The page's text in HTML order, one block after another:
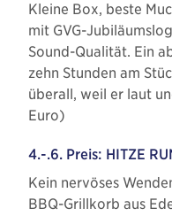
Kleine Box, beste
mit GVG-
Sound-Qualität. Ein
zehn Stunden am
überall, weil er laut
Euro)
4.-.6. Preis: HITZE
Kein nervöses
BBQ-Grillkorb aus